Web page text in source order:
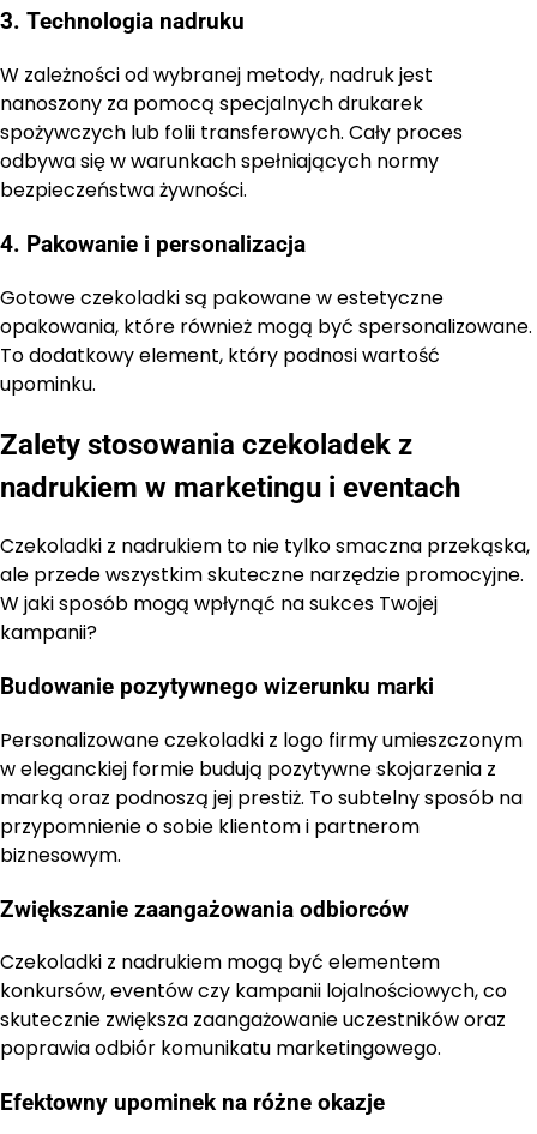
3. Technologia nadruku
W zależności od wybranej metody, nadruk jest
nanoszony za pomocą specjalnych drukarek
spożywczych lub folii transferowych. Cały proces
odbywa się w warunkach spełniających normy
bezpieczeństwa żywności.
4. Pakowanie i personalizacja
Gotowe czekoladki są pakowane w estetyczne
opakowania, które również mogą być spersonalizowane.
To dodatkowy element, który podnosi wartość
upominku.
Zalety stosowania czekoladek z
nadrukiem w marketingu i eventach
Czekoladki z nadrukiem to nie tylko smaczna przekąska,
ale przede wszystkim skuteczne narzędzie promocyjne.
W jaki sposób mogą wpłynąć na sukces Twojej
kampanii?
Budowanie pozytywnego wizerunku marki
Personalizowane czekoladki z logo firmy umieszczonym
w eleganckiej formie budują pozytywne skojarzenia z
marką oraz podnoszą jej prestiż. To subtelny sposób na
przypomnienie o sobie klientom i partnerom
biznesowym.
Zwiększanie zaangażowania odbiorców
Czekoladki z nadrukiem mogą być elementem
konkursów, eventów czy kampanii lojalnościowych, co
skutecznie zwiększa zaangażowanie uczestników oraz
poprawia odbiór komunikatu marketingowego.
Efektowny upominek na różne okazje